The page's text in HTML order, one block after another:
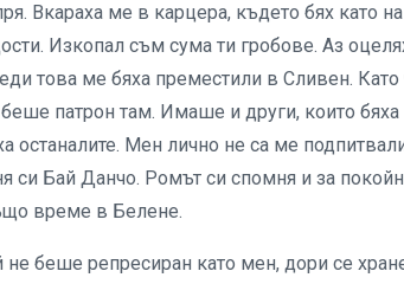
Вкараха ме в карцера, където бях като
Изкопал съм сума ти гробове. Аз
това ме бяха преместили в Сливен. Като
патрон там. Имаше и други, които
останалите. Мен лично не са ме
си Бай Данчо. Ромът си спомня и за
време в Белене.
беше репресиран като мен, дори се